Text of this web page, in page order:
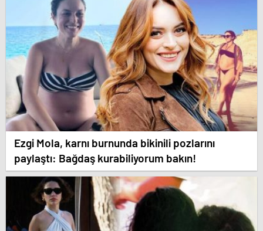
Ezgi Mola, karnı burnunda bikinili pozlarını
paylaştı: Bağdaş kurabiliyorum bakın!